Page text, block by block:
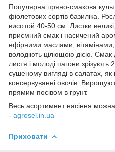
Популярна пряно-смакова
фіолетових сортів базиліка.
висотой 40-50 см. Листки
приємний смак і насичений
ефірними маслами,
володіють цілющою дією. Смак
листя і молоді пагони
сушеному вигляді в салатах,
консервуванні овочів.
прямим посівом в грунт.
Весь асортимент насіння
- agrosel.in.ua
Приховати